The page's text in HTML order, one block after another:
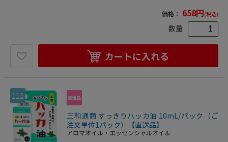
価格： 658円(税込)
数量
カートに入れる
111
三和通商 すっきりハッカ油 10mL/パック（ご
注文単位1パック）【直送品】
アロマオイル・エッセンシャルオイル